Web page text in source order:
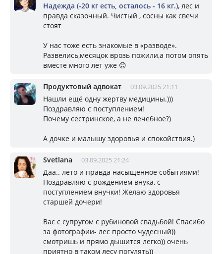
Надежда (-20 кг есть, осталось - 16 кг.), лес и
правда сказочный. Чистый , сосны как свечи
стоят
У нас тоже есть знакомые в «разводе».
Развелись,месяцок врозь пожили,а потом опять
вместе много лет уже 😊
Продуктовый адвокат 03.09.2025 21:11
Нашли ещё одну жертву медицины.)))
Поздравляю с поступлением!
Почему сестринское, а не лечебное?)
А дочке и малышу здоровья и спокойствия.)
Svetlana 03.09.2025 21:24
Даа.. лето и правда насыщенное событиями!
Поздравляю с рождением внука, с
поступлением внучки! Желаю здоровья
старшей дочери!
Вас с супругом с рубиновой свадьбой! Спасибо
за фотографии- лес просто чудесный))
смотришь и прямо дышится легко)) очень
приятно в таком лесу погулять))